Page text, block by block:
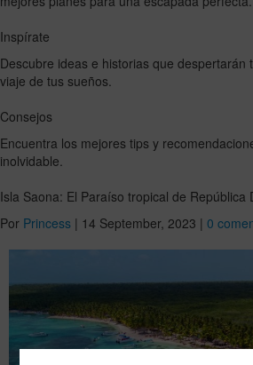
Inspírate
Descubre ideas e historias que despertarán
viaje de tus sueños.
Consejos
Encuentra los mejores tips y
inolvidable.
Isla Saona: El Paraíso tropical de República
Por Princess | 14 September, 2023 | 0